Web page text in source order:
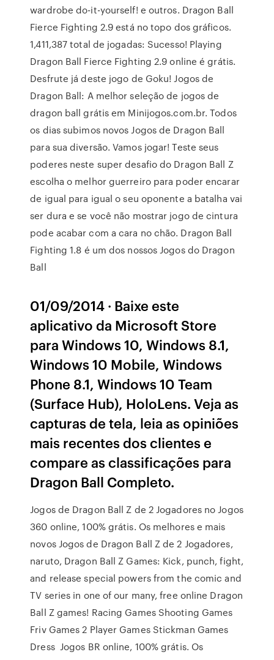
wardrobe do-it-yourself! e outros. Dragon Ball
Fierce Fighting 2.9 está no topo dos gráficos.
1,411,387 total de jogadas: Sucesso! Playing
Dragon Ball Fierce Fighting 2.9 online é grátis.
Desfrute já deste jogo de Goku! Jogos de
Dragon Ball: A melhor seleção de jogos de
dragon ball grátis em Minijogos.com.br. Todos
os dias subimos novos Jogos de Dragon Ball
para sua diversão. Vamos jogar! Teste seus
poderes neste super desafio do Dragon Ball Z
escolha o melhor guerreiro para poder encarar
de igual para igual o seu oponente a batalha vai
ser dura e se você não mostrar jogo de cintura
pode acabar com a cara no chão. Dragon Ball
Fighting 1.8 é um dos nossos Jogos do Dragon
Ball
01/09/2014 · Baixe este
aplicativo da Microsoft Store
para Windows 10, Windows 8.1,
Windows 10 Mobile, Windows
Phone 8.1, Windows 10 Team
(Surface Hub), HoloLens. Veja as
capturas de tela, leia as opiniões
mais recentes dos clientes e
compare as classificações para
Dragon Ball Completo.
Jogos de Dragon Ball Z de 2 Jogadores no Jogos
360 online, 100% grátis. Os melhores e mais
novos Jogos de Dragon Ball Z de 2 Jogadores,
naruto, Dragon Ball Z Games: Kick, punch, fight,
and release special powers from the comic and
TV series in one of our many, free online Dragon
Ball Z games! Racing Games Shooting Games
Friv Games 2 Player Games Stickman Games
Dress Jogos BR online, 100% grátis. Os